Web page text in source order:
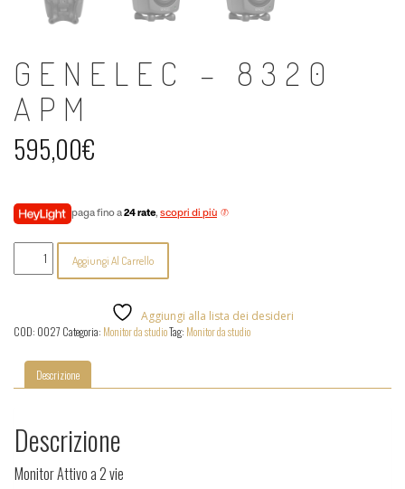
GENELEC – 8320
APM
595,00€
paga fino a24 rate, scopri di più
8320
Aggiungi Al Carrello
Aggiungi alla lista dei desideri
COD: 0027 Categoria: Monitor da studioTag: Monitor da studio
Descrizione
Descrizione
Monitor Attivo a 2 vie